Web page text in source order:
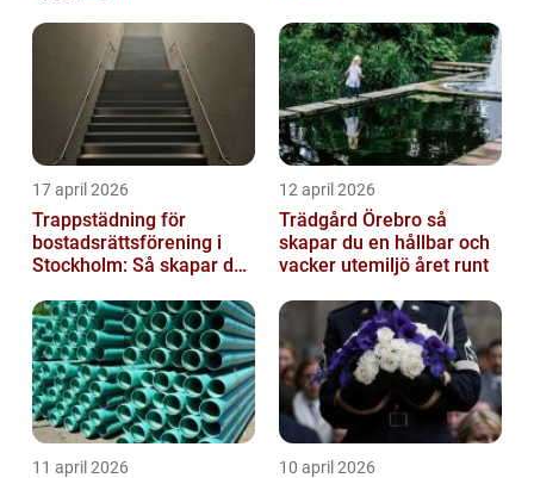
17 april 2026
Trappstädning för
bostadsrättsförening i
Stockholm: Så skapar du
trapphus...
12 april 2026
Trädgård Örebro så
skapar du en hållbar och
vacker utemiljö året runt
11 april 2026 10 april 2026